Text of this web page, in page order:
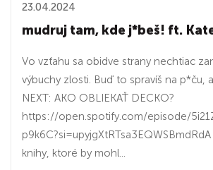
23.04.2024
mudruj tam, kde j*beš! ft.
Vo vzťahu sa obidve strany nechtiac
výbuchy zlosti. Buď to spravíš na p*ču,
NEXT: AKO OBLIEKAŤ DECKO?
https://open.spotify.com/episode/
knihy, ktoré by mohl...